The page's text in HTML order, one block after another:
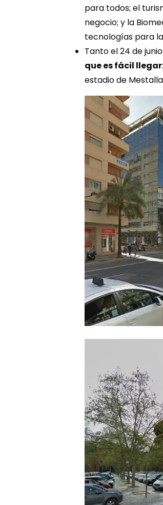
para todos; el
negocio; y la
tecnologías para
Tanto el 24 de
que es fácil llegar
estadio de